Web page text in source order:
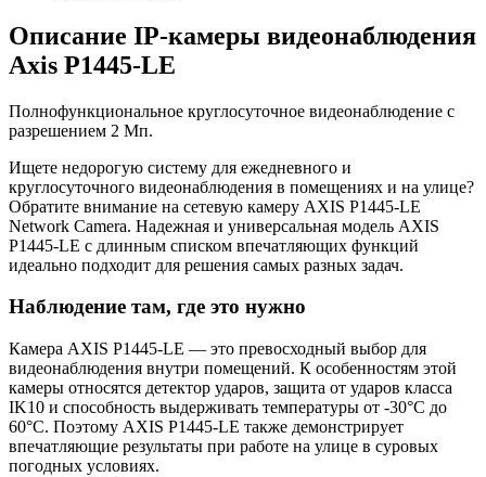
Описание IP-камеры видеонаблюдения
Axis P1445-LE
Полнофункциональное круглосуточное видеонаблюдение с
разрешением 2 Мп.
Ищете недорогую систему для ежедневного и
круглосуточного видеонаблюдения в помещениях и на улице?
Обратите внимание на сетевую камеру AXIS P1445-LE
Network Camera. Надежная и универсальная модель AXIS
P1445-LE с длинным списком впечатляющих функций
идеально подходит для решения самых разных задач.
Наблюдение там, где это нужно
Камера AXIS P1445-LE — это превосходный выбор для
видеонаблюдения внутри помещений. К особенностям этой
камеры относятся детектор ударов, защита от ударов класса
IK10 и способность выдерживать температуры от -30°C до
60°C. Поэтому AXIS P1445-LE также демонстрирует
впечатляющие результаты при работе на улице в суровых
погодных условиях.